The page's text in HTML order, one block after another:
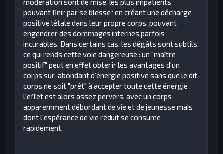
modération sont de mise, les plus impatients
pouvant finir par se blesser en créant une décharge
positive létale dans leur propre corps, pouvant
engendrer des dommages internes parfois
incurables. Dans certains cas, les dégâts sont subtils,
ce qui rends cette voie dangereuse : un "maître
positif" peut en effet obtenir les avantages d'un
corps sur-abondant d'énergie positive sans que le dit
corps ne soit "prêt" à accepter toute cette énergie :
l'effet est alors assez pervers, avec un corps
apparemment débordant de vie et de jeunesse mais
dont l'espérance de vie réduit se consume
rapidement.